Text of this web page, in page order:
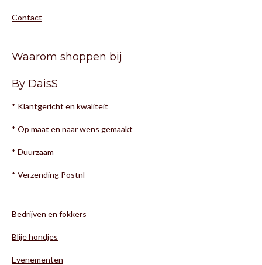
Contact
Waarom shoppen bij
By DaisS
* Klantgericht en kwaliteit
* Op maat en naar wens gemaakt
* Duurzaam
* Verzending Postnl
Bedrijven en fokkers
Blije hondjes
Evenementen